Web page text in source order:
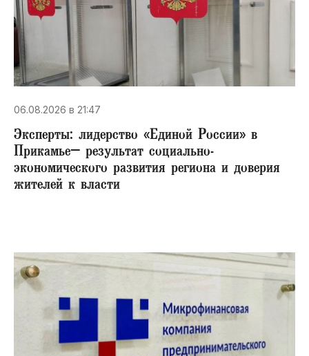
06.08.2026 в 21:47
Эксперты: лидерство «Единой России» в
Прикамье– результат социально-
экономического развития региона и доверия
жителей к власти